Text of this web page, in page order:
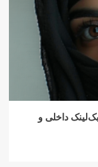
داخلی و